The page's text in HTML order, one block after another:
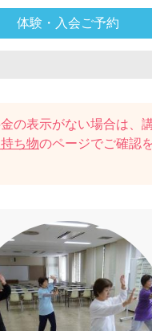
体験・入会ご予約
金の表示がない場合は、
ち物のページでご確認